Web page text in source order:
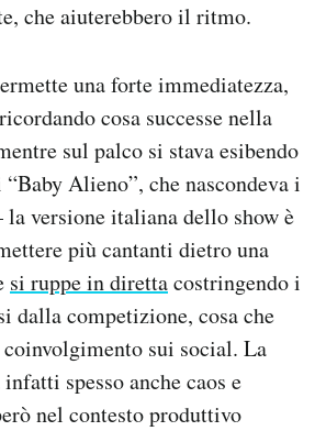
che aiuterebbero il ritmo.
una forte immediatezza,
cosa successe nella
sul palco si stava esibendo
Alieno”, che nascondeva i
la versione italiana dello show è
più cantanti dietro una
si ruppe in direttacostringendo i
dalla competizione, cosa che
sui social. La
spesso anche caos e
nel contesto produttivo